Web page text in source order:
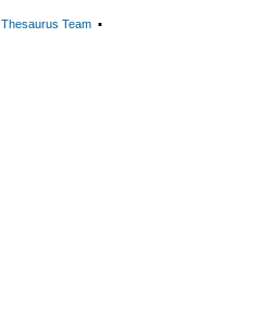
Thesaurus Team ▪